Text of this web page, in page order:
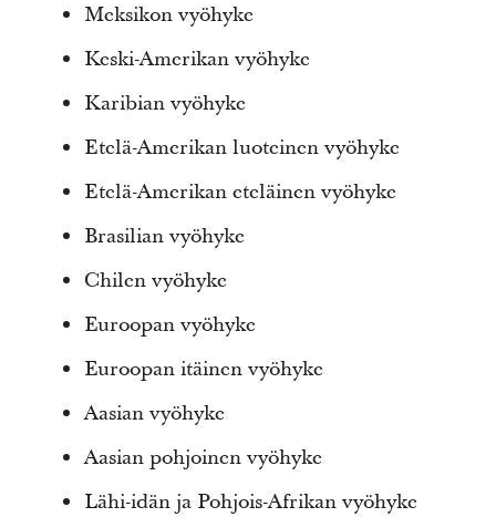
Meksikon vyöhyke
Keski-Amerikan vyöhyke
Karibian vyöhyke
Etelä-Amerikan luoteinen vyöhyke
Etelä-Amerikan eteläinen vyöhyke
Brasilian vyöhyke
Chilen vyöhyke
Euroopan vyöhyke
Euroopan itäinen vyöhyke
Aasian vyöhyke
Aasian pohjoinen vyöhyke
Lähi-idän ja Pohjois-Afrikan vyöhyke